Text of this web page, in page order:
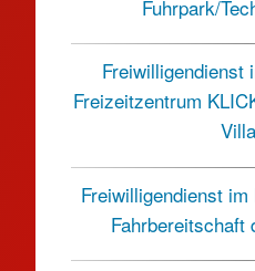
Fuhrpark/
Freiwilligendienst
Freizeitzentrum
Freiwilligendienst
Fahrbereitschaft